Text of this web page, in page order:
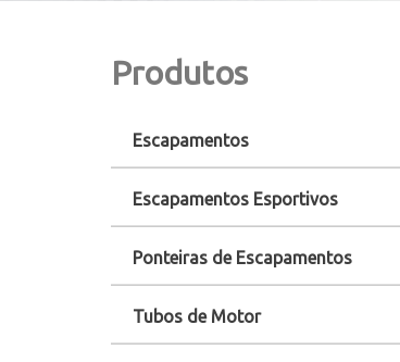
Produtos
Escapamentos
Escapamentos Esportivos
Ponteiras de Escapamentos
Tubos de Motor